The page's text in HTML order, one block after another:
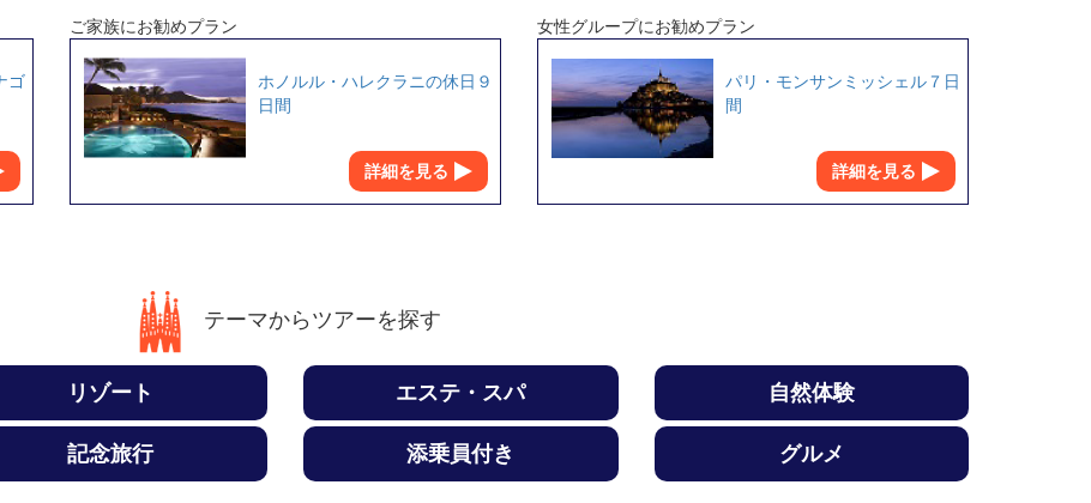
ゴ
ご家族にお勧めプラン
ホノルル・ハレクラニの休日９
日間
詳細を見る
女性グループにお勧めプラン
パリ・モンサンミッシェル７日
間
詳細を見る
テーマからツアーを探す
リゾート エステ・スパ 自然体験
記念旅行 添乗員付き グルメ